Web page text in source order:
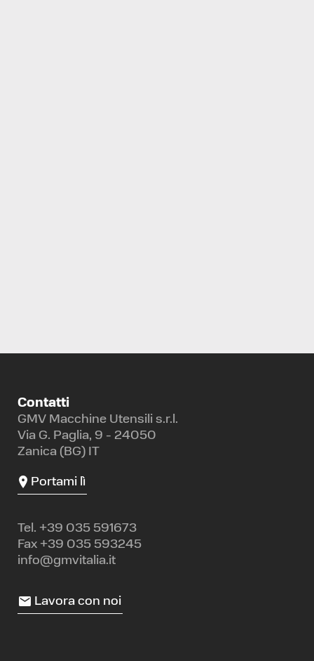
Contatti
GMV Macchine Utensili s.r.l.
Via G. Paglia, 9 - 24050
Zanica (BG) IT
Portami lì
Tel. +39 035 591673
Fax +39 035 593245
info@gmvitalia.it
Lavora con noi